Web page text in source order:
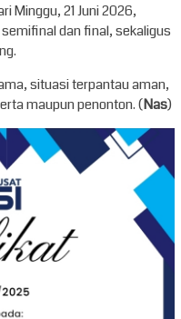
Minggu, 21 Juni 2026,
dan final, sekaligus
situasi terpantau aman,
maupun penonton. (Nas)